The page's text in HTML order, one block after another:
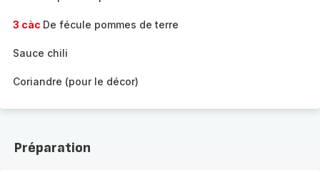
3 càc De fécule pommes de terre
Sauce chili
Coriandre (pour le décor)
Préparation